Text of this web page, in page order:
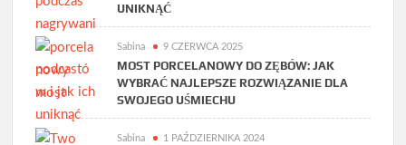
UNIKNĄĆ
Sabina 9 CZERWCA 2025
MOST PORCELANOWY DO ZĘBÓW: JAK
WYBRAĆ NAJLEPSZE ROZWIĄZANIE DLA
SWOJEGO UŚMIECHU
Sabina 1 PAŹDZIERNIKA 2024